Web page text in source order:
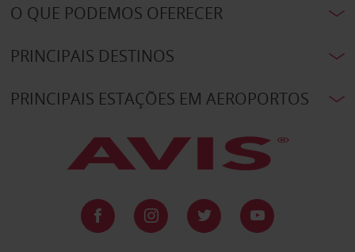
O QUE PODEMOS OFERECER
PRINCIPAIS DESTINOS
PRINCIPAIS ESTAÇÕES EM AEROPORTOS